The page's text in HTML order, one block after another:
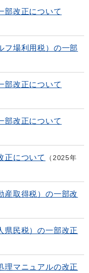
部改正について
フ場利用税）の一部
部改正について
部改正について
正について
2025年
産取得税）の一部改
県民税）の一部改正
理マニュアルの改正